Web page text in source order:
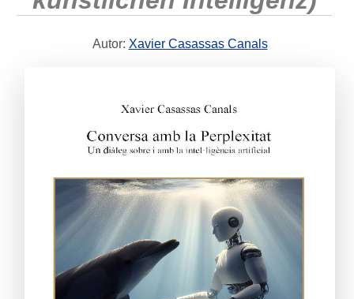
Autor: Xavier Casassas Canals